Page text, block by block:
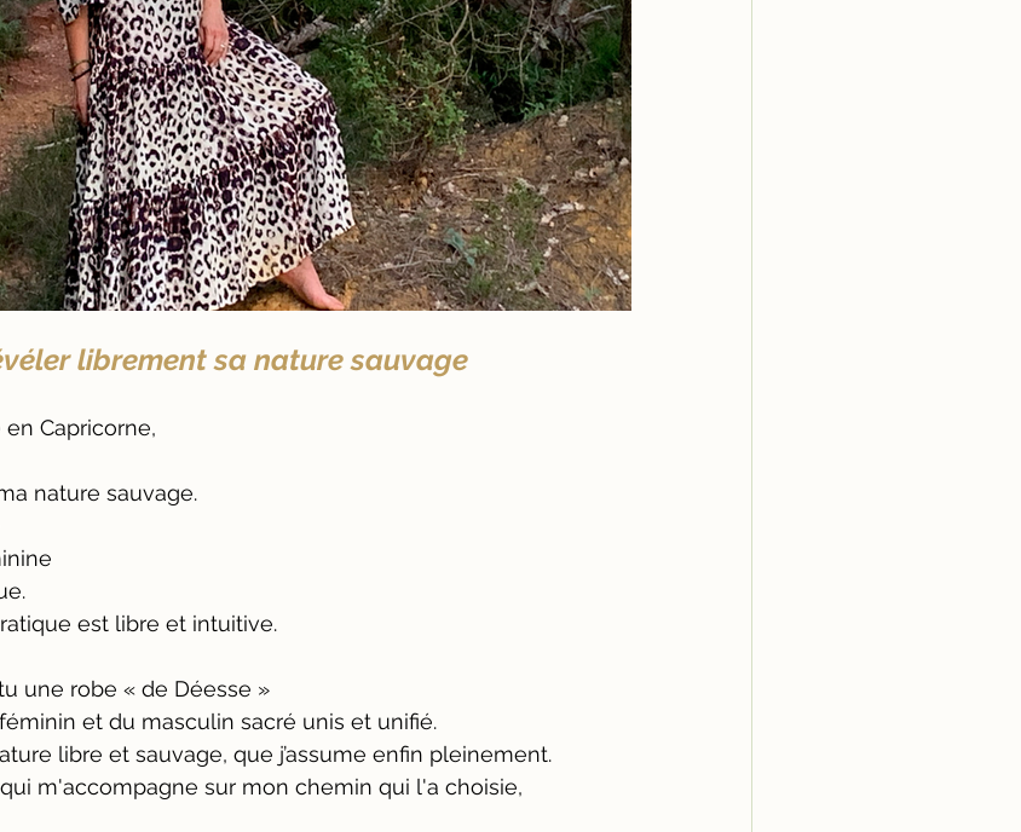
librement sa nature sauvage
Capricorne,
nature sauvage.
est libre et intuitive.
une robe « de Déesse »
et du masculin sacré unis et unifié.
libre et sauvage, que j’assume enfin pleinement.
m'accompagne sur mon chemin qui l'a choisie,